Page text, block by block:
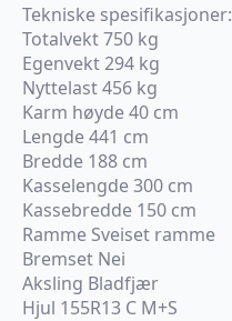
Tekniske spesifikasjoner:
Totalvekt 750 kg
Egenvekt 294 kg
Nyttelast 456 kg
Karm høyde 40 cm
Lengde 441 cm
Bredde 188 cm
Kasselengde 300 cm
Kassebredde 150 cm
Ramme Sveiset ramme
Bremset Nei
Aksling Bladfjær
Hjul 155R13 C M+S